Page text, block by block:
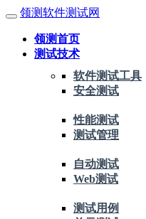
领测软件测试网
领测首页
测试技术
软件测试工具
安全测试
性能测试
测试管理
自动测试
Web测试
测试用例